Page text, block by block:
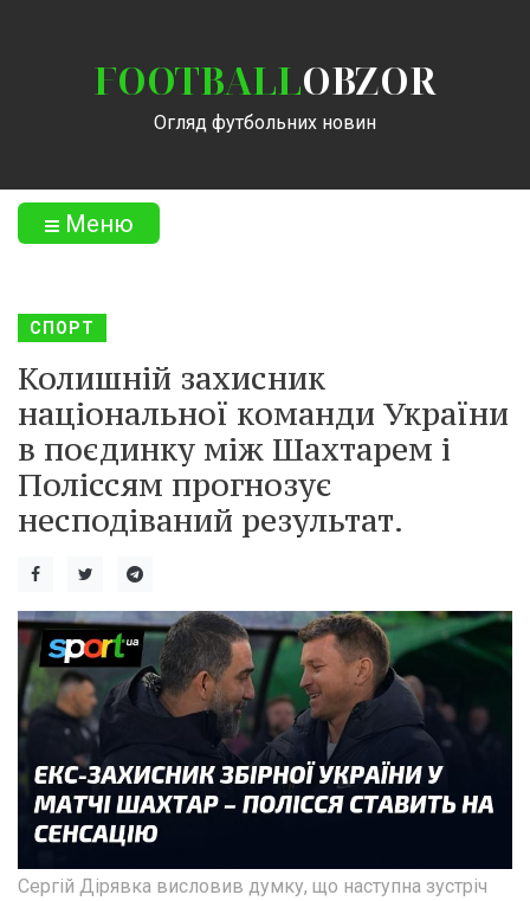
FOOTBALLOBZOR
Огляд футбольних новин
Меню
СПОРТ
Колишній захисник
національної команди України
в поєдинку між Шахтарем і
Поліссям прогнозує
несподіваний результат.
Сергій Дірявка висловив думку, що наступна зустріч